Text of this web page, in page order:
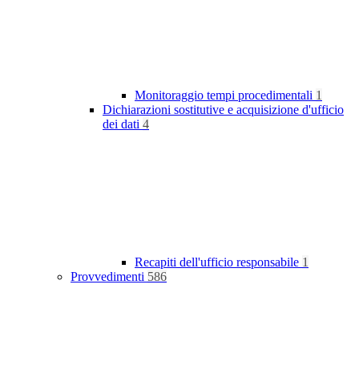
Monitoraggio tempi procedimentali 1
Dichiarazioni sostitutive e acquisizione d'ufficio
dei dati 4
Recapiti dell'ufficio responsabile 1
Provvedimenti 586